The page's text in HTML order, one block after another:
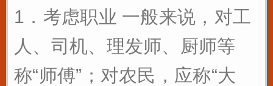
1．考虑职业 一般来说，对工
人、司机、理发师、厨师等
称“师傅”；对农民，应称“大